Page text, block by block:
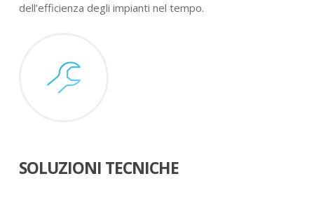
dell’efficienza degli impianti nel tempo.
SOLUZIONI TECNICHE